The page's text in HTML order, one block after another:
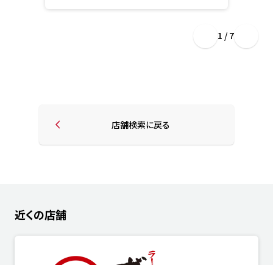
1 / 7
店舗検索に戻る
近くの店舗